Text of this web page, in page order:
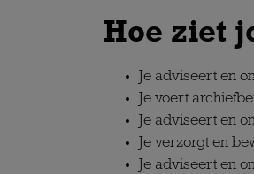
Hoe ziet
Je adviseert en
Je voert
Je adviseert en
Je verzorgt en
Je adviseert en